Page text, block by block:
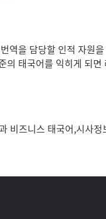
을 담당할 인적 자원
태국어를 익히게 되
비즈니스 태국어,시사